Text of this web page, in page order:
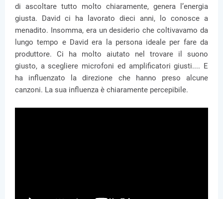
di ascoltare tutto molto chiaramente, genera l’energia
giusta. David ci ha lavorato dieci anni, lo conosce a
menadito. Insomma, era un desiderio che coltivavamo da
lungo tempo e David era la persona ideale per fare da
produttore. Ci ha molto aiutato nel trovare il suono
giusto, a scegliere microfoni ed amplificatori giusti.... E
ha influenzato la direzione che hanno preso alcune
canzoni. La sua influenza è chiaramente percepibile.